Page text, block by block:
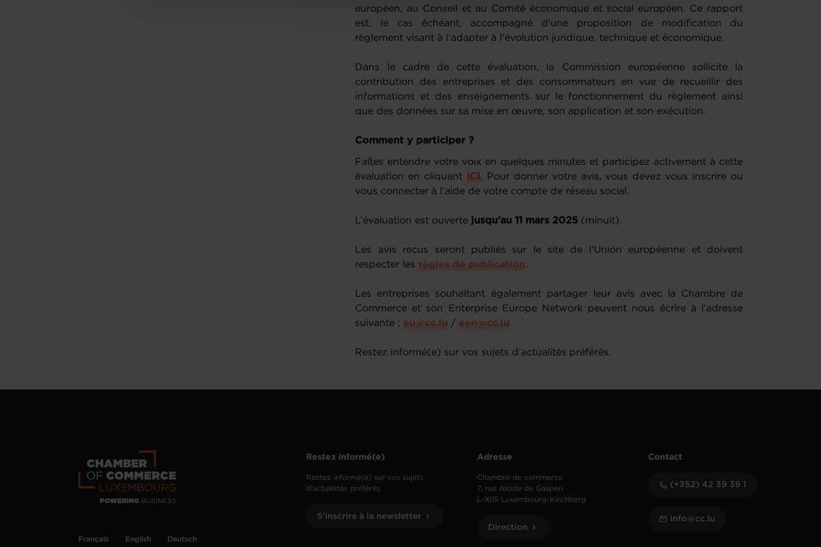
européen, au Conseil et au Comité économique et social européen. Ce rapport
est, le cas échéant, accompagné d'une proposition de modification du
règlement visant à l'adapter à l'évolution juridique, technique et économique.
Dans le cadre de cette évaluation, la Commission européenne sollicite la
contribution des entreprises et des consommateurs en vue de recueillir des
informations et des enseignements sur le fonctionnement du règlement ainsi
que des données sur sa mise en œuvre, son application et son exécution.
Comment y participer ?
Faîtes entendre votre voix en quelques minutes et participez activement à cette
évaluation en cliquant
ICI . Pour donner votre avis, vous devez vous inscrire ou
vous connecter à l’aide de votre compte de réseau social.
L’évaluation est ouverte jusqu’au 11 mars 2025 (minuit).
Les avis reçus seront publiés sur le site de l’Union européenne et doivent
respecter les règles de publication.
Les entreprises souhaitant également partager leur avis avec la Chambre de
Commerce et son Enterprise Europe Network peuvent nous écrire à l'adresse
suivante : eu@cc.lu / een@cc.lu
Restez informé(e) sur vos sujets d’actualités préférés.
Français English Deutsch
Restez informé(e)
Restez informé(e) sur vos sujets
d’actualités préférés.
S'inscrire à la newsletter
Adresse
Chambre de commerce
7, rue Alcide de Gasperi
L-1615 Luxembourg-Kirchberg
Direction
Contact
(+352) 42 39 39 1
info@cc.lu